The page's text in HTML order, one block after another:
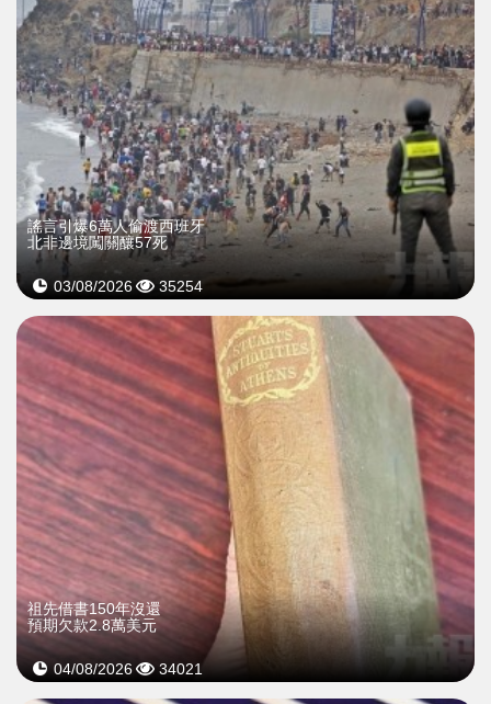
謠言引爆6萬人偷渡西班牙
北非邊境闖關釀57死
03/08/2026 35254
祖先借書150年沒還
預期欠款2.8萬美元
04/08/2026 34021